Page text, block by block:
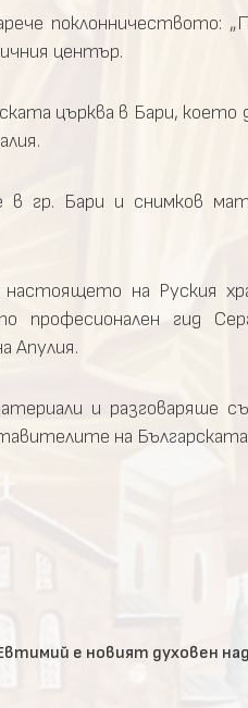
поклонничеството:
център.
църква в Бари,
гр. Бари и снимков
на Руския
гид
Апулия.
и разговаряше
на